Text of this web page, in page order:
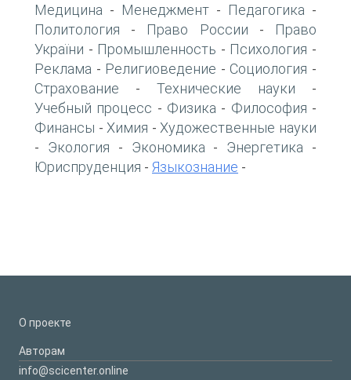
Медицина - Менеджмент - Педагогика -
Политология - Право России -
Право
України - Промышленность - Психология -
Реклама - Религиоведение - Социология -
Страхование - Технические науки -
Учебный процесс - Физика - Философия -
Финансы - Химия - Художественные науки
- Экология - Экономика - Энергетика -
Юриспруденция - Языкознание -
О проекте
Авторам
info@scicenter.online